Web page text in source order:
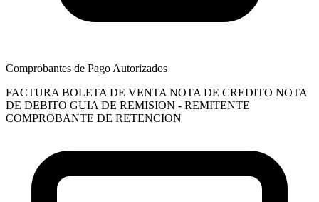
Comprobantes de Pago Autorizados
FACTURA BOLETA DE VENTA NOTA DE CREDITO NOTA
DE DEBITO GUIA DE REMISION - REMITENTE
COMPROBANTE DE RETENCION